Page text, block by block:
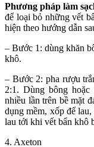
Phương pháp làm
để loại bỏ những vết
hiện theo hướng dẫn
– Bước 1: dùng khăn
khô.
– Bước 2: pha rượu
2:1. Dùng bông
nhiều lần trên bề mặt
dụng mềm, xốp để
lau tới khi vết bẩn khô
4. Axeton